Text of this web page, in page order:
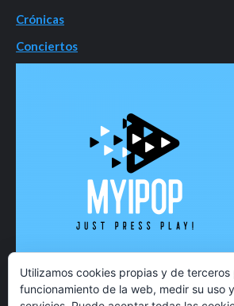
Crónicas
Conciertos
Utilizamos cookies propias y de
funcionamiento de la web, medir su uso